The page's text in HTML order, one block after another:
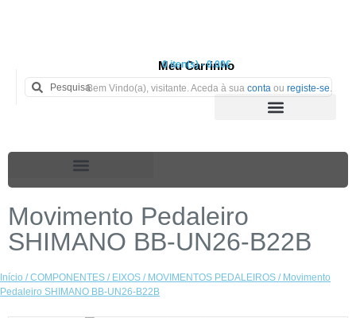
Meu Carrinho
0 iten(s) - 0.00€
Bem Vindo(a), visitante. Aceda à sua conta ou registe-se.
Movimento Pedaleiro
SHIMANO BB-UN26-B22B
Início /COMPONENTES / EIXOS / MOVIMENTOS PEDALEIROS / Movimento
Pedaleiro SHIMANO BB-UN26-B22B